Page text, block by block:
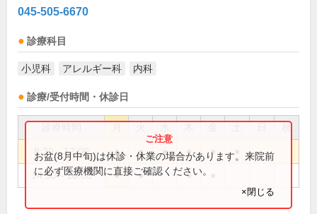
045-505-6670
診療科目
小児科 アレルギー科 内科
診療/受付時間・休診日
祝
8:30～12:00 ● ● ● ● ●
14:30～18:00 ● ● ●
お盆(8月中旬)は休診・休業の場合があります。来院前
に必ず医療機関に直接ご確認ください。
×閉じる